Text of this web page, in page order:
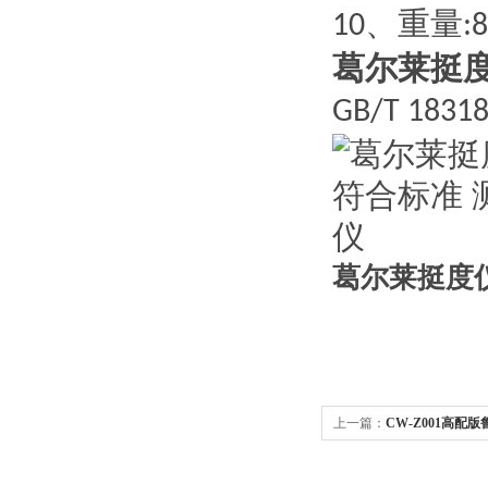
10、重量
葛尔莱挺
GB/T
葛尔莱挺度
上一篇： CW-Z001高配版